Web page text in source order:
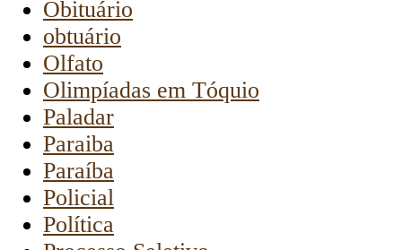
Obituário
obtuário
Olfato
Olimpíadas em Tóquio
Paladar
Paraiba
Paraíba
Policial
Política